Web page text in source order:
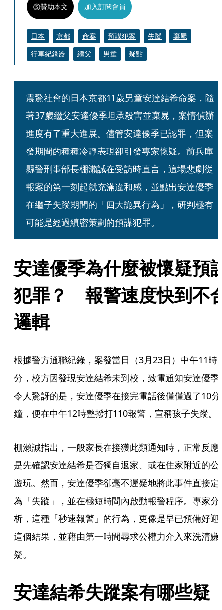
贊助本文 加入訂閱會員
日本 京都 命案 預謀犯案 失蹤
棄屍
行車紀錄器
繼父 男童 疑點
震驚社會的日本京都11歲男童安達結希命案，隨
著37歲繼父安達優季坦承殺害並棄屍，案情偵辦
進度有了重大進展。儘管安達優季已認罪，但案
發期間的種種冷靜表現卻引發專家懷疑。前兵庫
縣警刑事部長棚瀨誠在受訪時直言，這場悲劇從
報案的第一刻起就充滿違和感，並點出安達優季
在繼子失蹤期間的「四大詭異行為」，研判極有
可能是經過縝密策劃的預謀犯罪。
安達優季為什麼被懷疑預
犯罪？　報警速度快到不
邏輯
根據警方通聯紀錄，案發當日（3月23日）中午11時
分，校方因發現安達結希未到校，致電通知安達優季
令人驚訝的是，安達優季在接完電話後僅僅過了10分
鐘，便在中午12時整撥打110報警，宣稱孩子失蹤。
棚瀨誠指出，一般家長在接獲此類通知時，正常反應
是先確認安達結希是否獨自返家、或在住家附近的公
遊玩。然而，安達優季卻毫不遲疑地將此事件直接定
為「失蹤」，並在極短時間內啟動報警程序。專家分
析，這種「秒速報警」的行為，更像是早已預備好迎
這個結果，並藉由第一時間尋求公權力介入來洗清嫌
疑。
安達結希失蹤案有哪些疑